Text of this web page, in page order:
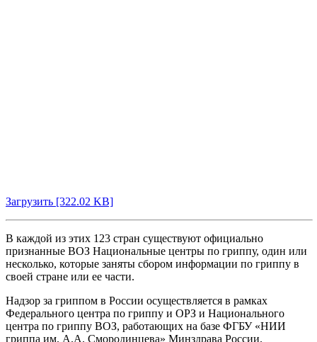
Загрузить [322.02 KB]
В каждой из этих 123 стран существуют официально
признанные ВОЗ Национальные центры по гриппу, один или
несколько, которые заняты сбором информации по гриппу в
своей стране или ее части.
Надзор за гриппом в России осуществляется в рамках
Федерального центра по гриппу и ОРЗ и Национального
центра по гриппу ВОЗ, работающих на базе ФГБУ «НИИ
гриппа им. А.А. Смородинцева» Минздрава России.